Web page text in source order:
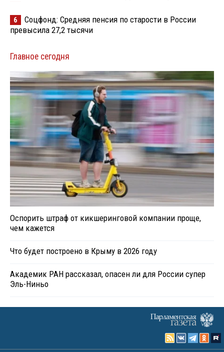
6
Соцфонд: Средняя пенсия по старости в России
превысила 27,2 тысячи
Главное сегодня
Оспорить штраф от кикшеринговой компании проще,
чем кажется
Что будет построено в Крыму в 2026 году
Академик РАН рассказал, опасен ли для России супер
Эль-Ниньо